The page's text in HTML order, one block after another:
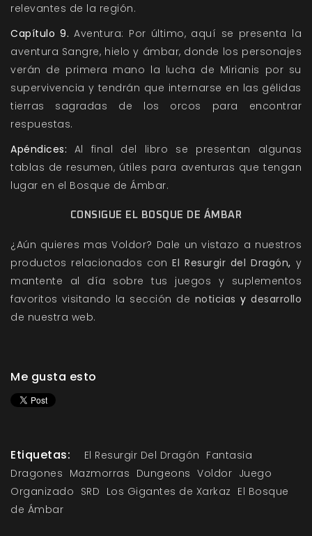
relevantes de la región.
Capítulo 9. Aventura: Por último, aquí se presenta la
aventura Sangre, hielo y ámbar, donde los personajes
verán de primera mano la lucha de Mirianis por su
supervivencia y tendrán que internarse en las gélidas
tierras sagradas de los orcos para encontrar
respuestas.
Apéndices: Al final del libro se presentan algunas
tablas de resumen, útiles para aventuras que tengan
lugar en el Bosque de Ámbar.
CONSIGUE EL BOSQUE DE ÁMBAR
¿Aún quieres mas Voldor? Dale un vistazo a nuestros
productos relacionados conEl Resurgir del Dragón, y
mantente al día sobre tus juegos y suplementos
favoritos visitando la sección de noticias ydesarrollo
de nuestra web.
Me gusta esto
Etiquetas: El Resurgir Del Dragón Fantasia
Dragones Mazmorras Dungeons Voldor Juego
Organizado SRD Los Gigantes de Xarkaz El Bosque
de Ámbar